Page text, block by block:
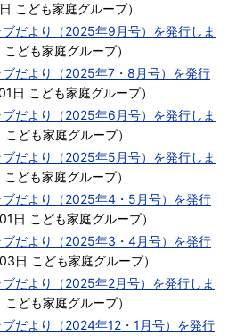
こども家庭グループ）
だより（2025年9月号）を発行しま
こども家庭グループ）
だより（2025年7・8月号）を発行
日 こども家庭グループ）
だより（2025年6月号）を発行しま
こども家庭グループ）
だより（2025年5月号）を発行しま
こども家庭グループ）
ブだより（2025年4・5月号）を発行
日 こども家庭グループ）
ブだより（2025年3・4月号）を発行
日 こども家庭グループ）
だより（2025年2月号）を発行しま
こども家庭グループ）
だより（2024年12・1月号）を発行